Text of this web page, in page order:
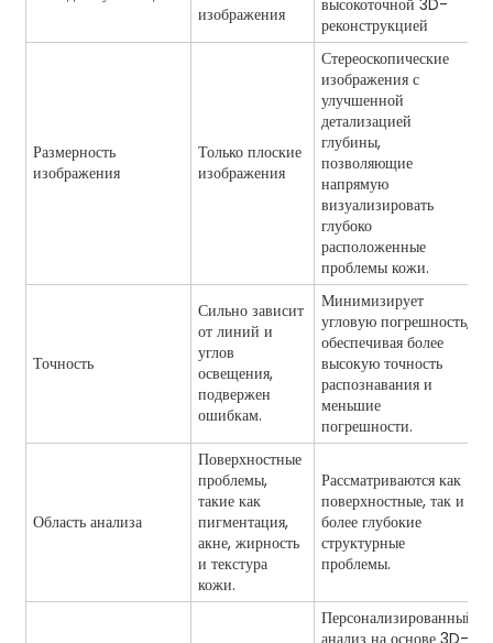
изображения
высокоточной 3D-
реконструкцией
Размерность
изображения
Только плоские
изображения
Стереоскопические
изображения с
улучшенной
детализацией
глубины,
позволяющие
напрямую
визуализировать
глубоко
расположенные
проблемы кожи.
Точность
Сильно зависит
от линий и
углов
освещения,
подвержен
ошибкам.
Минимизирует
угловую погрешность,
обеспечивая более
высокую точность
распознавания и
меньшие
погрешности.
Область анализа
Поверхностные
проблемы,
такие как
пигментация,
акне, жирность
и текстура
кожи.
Рассматриваются как
поверхностные, так и
более глубокие
структурные
проблемы.
Персонализированный